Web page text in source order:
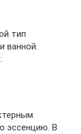
тип
ванной.
эссенцию. В